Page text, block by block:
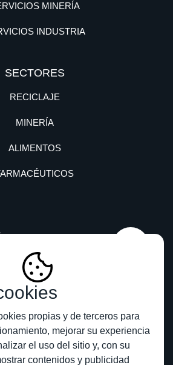
propias y de terceros para
mejorar su experiencia
el uso del sitio y, con su
contenidos y publicidad
MINERÍA
INDUSTRIA
SECTORES
RECICLAJE
MINERÍA
ALIMENTOS